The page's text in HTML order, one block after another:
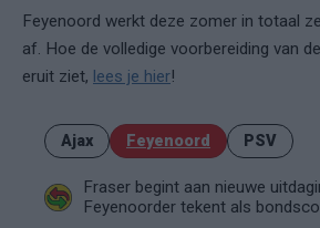
Feyenoord werkt deze zomer in totaal
af. Hoe de volledige voorbereiding van
eruit ziet, lees je hier!
Ajax Feyenoord PSV
Fraser begint aan nieuwe
Feyenoorder tekent als